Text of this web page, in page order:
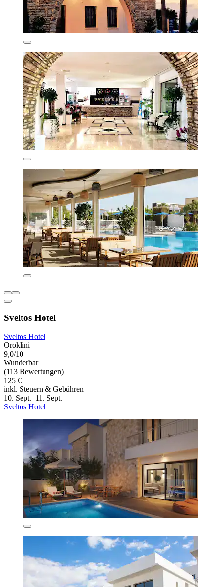
Sveltos Hotel
Sveltos Hotel
Oroklini
9,0/10
Wunderbar
(113 Bewertungen)
125 €
inkl. Steuern & Gebühren
10. Sept.–11. Sept.
Sveltos Hotel